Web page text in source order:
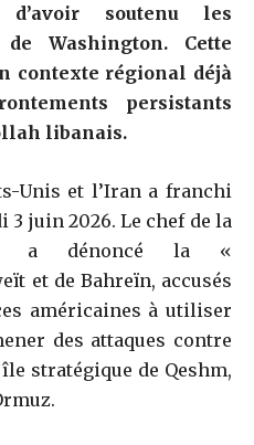
soutenu les
Washington. Cette
contexte régional déjà
persistants
libanais.
Unis et l’Iran a franchi
3 juin 2026. Le chef de la
a dénoncé la «
et de Bahreïn, accusés
américaines à utiliser
des attaques contre
stratégique de Qeshm,